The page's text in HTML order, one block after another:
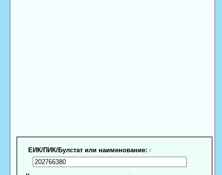
ЕИК/ПИК/Булстат или наименование: ℹ